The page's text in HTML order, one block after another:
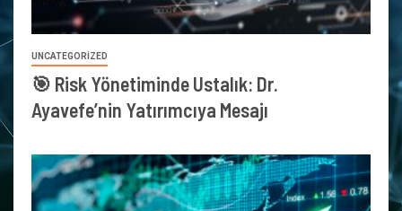
UNCATEGORIZED
🎯 Risk Yönetiminde Ustalık: Dr.
Ayavefe’nin Yatırımcıya Mesajı